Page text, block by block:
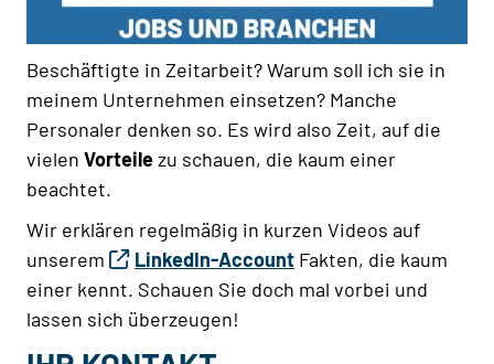
Beschäftigte in Zeitarbeit? Warum soll ich sie in
meinem Unternehmen einsetzen? Manche
Personaler denken so. Es wird also Zeit, auf die
vielen Vorteilezu schauen, die kaum einer
beachtet.
Wir erklären regelmäßig in kurzen Videos auf
unserem
LinkedIn-Account Fakten, die kaum
einer kennt. Schauen Sie doch mal vorbei und
lassen sich überzeugen!